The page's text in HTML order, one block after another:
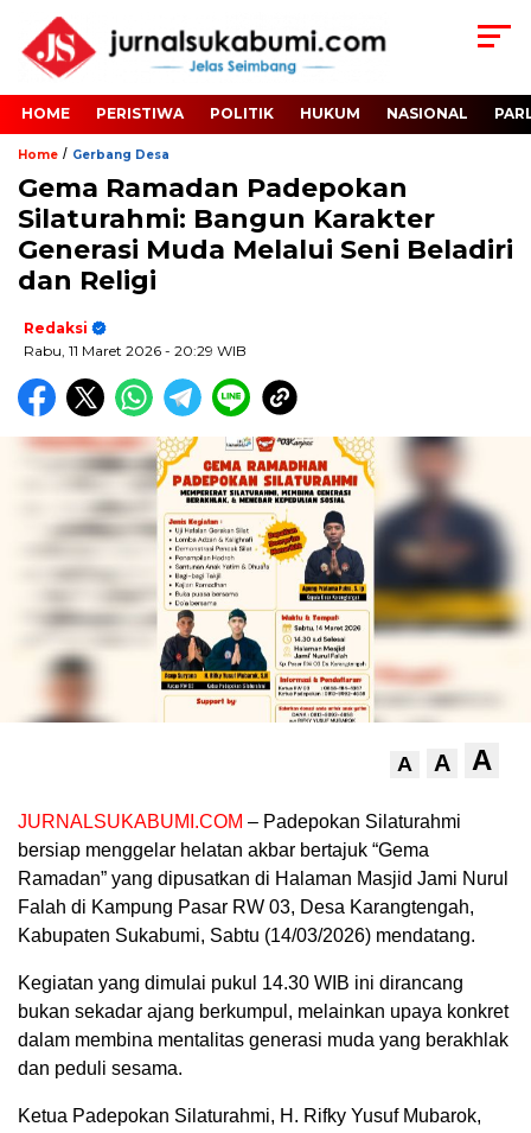
HOME PERISTIWA POLITIK HUKUM NASIONAL
Home / Gerbang Desa
Gema Ramadan Padepokan
Silaturahmi: Bangun Karakter
Generasi Muda Melalui Seni Beladiri
dan Religi
Redaksi
Rabu, 11 Maret 2026 - 20:29 WIB
A A A
JURNALSUKABUMI.COM – Padepokan Silaturahmi
bersiap menggelar helatan akbar bertajuk “Gema
Ramadan” yang dipusatkan di Halaman Masjid Jami Nurul
Falah di Kampung Pasar RW 03, Desa Karangtengah,
Kabupaten Sukabumi, Sabtu (14/03/2026) mendatang.
Kegiatan yang dimulai pukul 14.30 WIB ini dirancang
bukan sekadar ajang berkumpul, melainkan upaya konkret
dalam membina mentalitas generasi muda yang berakhlak
dan peduli sesama.
Ketua Padepokan Silaturahmi, H. Rifky Yusuf Mubarok,